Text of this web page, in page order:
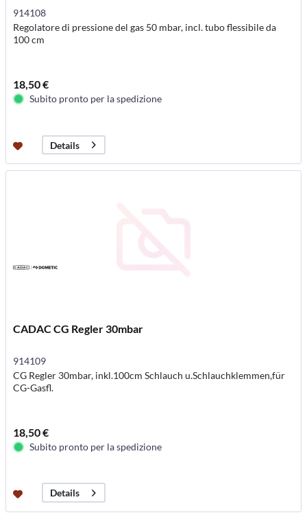
914108
Regolatore di pressione del gas 50 mbar, incl. tubo flessibile da
100 cm
18,50 €
Subito pronto per la spedizione
Details
CADAC CG Regler 30mbar
914109
CG Regler 30mbar, inkl.100cm Schlauch u.Schlauchklemmen,für
CG-Gasfl.
18,50 €
Subito pronto per la spedizione
Details